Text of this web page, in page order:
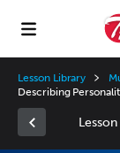
Lesson Library
Describing